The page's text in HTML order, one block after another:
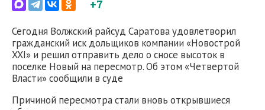
+7
Сегодня Волжский райсуд Саратова удовлетворил
гражданский иск дольщиков компании «Новострой
XXI» и решил отправить дело о сносе высоток в
поселке Новый на пересмотр. Об этом «Четвертой
Власти» сообщили в суде
Причиной пересмотра стали вновь открывшиеся